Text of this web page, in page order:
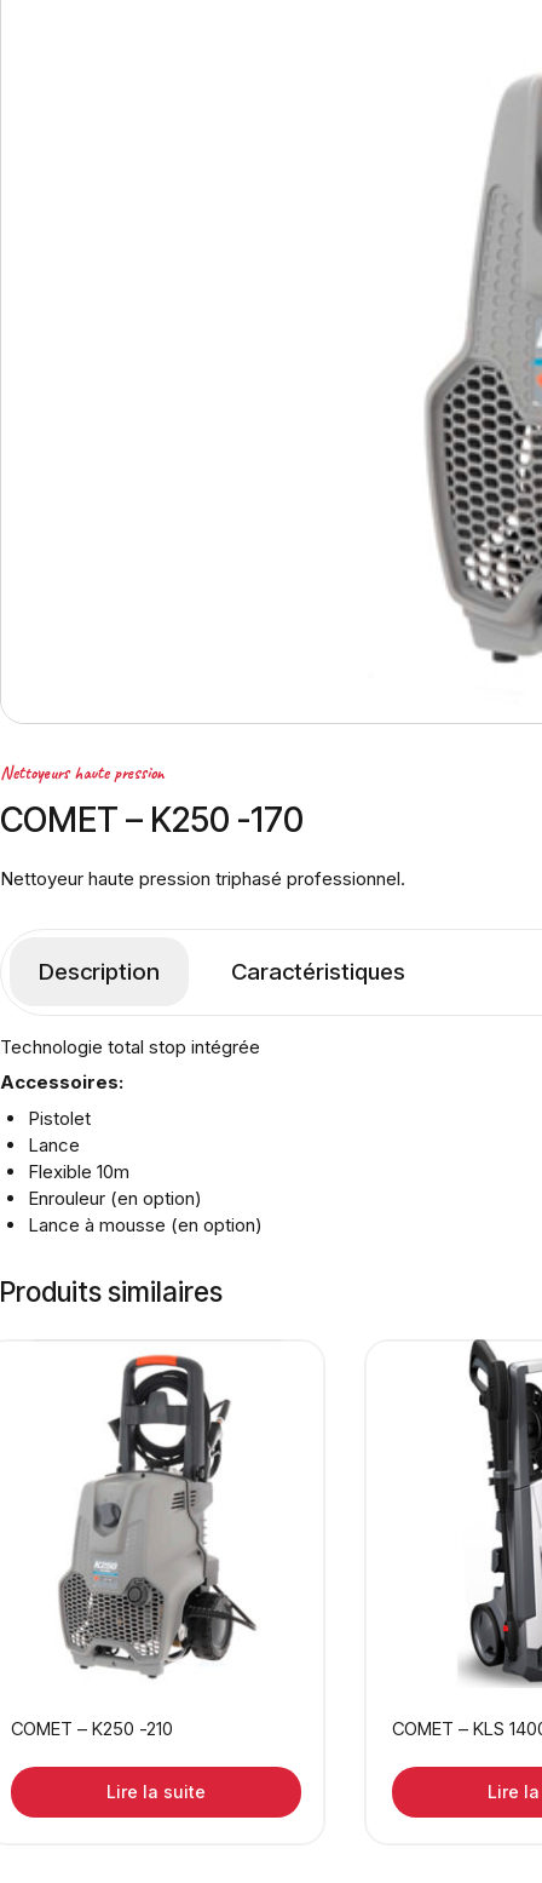
Nettoyeurs haute pression
COMET – K250 -170
Nettoyeur haute pression triphasé professionnel.
Description Caractéristiques
Technologie total stop intégrée
Accessoires:
Pistolet
Lance
Flexible 10m
Enrouleur (en option)
Lance à mousse (en option)
Produits similaires
COMET – K250 -210
Lire la suite
COMET – KLS
Lire